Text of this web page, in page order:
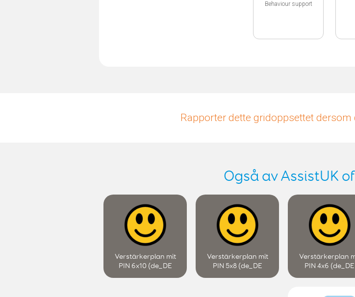
Behaviour support
Rapporter dette gridoppsettet
Også av AssistUK
Verstärkerplan mit
PIN 6x10 (de_DE
Verstärkerplan mit
PIN 5x8 (de_DE
Verstärkerplan
PIN 4x6 (de_DE